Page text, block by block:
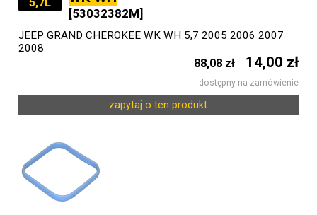
[53032382M]
JEEP GRAND CHEROKEE WK WH 5,7 2005 2006 2007
2008
88,08 zł 14,00 zł
dostępny na zamówienie
zapytaj o ten produkt